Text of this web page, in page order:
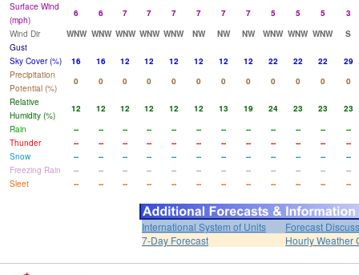
Surface Wind
(mph)
6 6 7 7 7 7 7 7 5 5 5
3
Wind Dir
WNW WNW WNW WNW WNW NW NW NW WNW WNW WNW
S
Gust
Sky Cover (%)
16 16 12 12 12 12 12 12 22 22 22
29
Precipitation
Potential (%)
0 0 0 0 0 0 0 0 0 0 0
0
Relative
Humidity (%)
12 12 12 12 12 12 13 19 24 23 23
23
Rain
-- -- -- -- -- -- -- -- -- -- --
--
Thunder
-- -- -- -- -- -- -- -- -- -- --
--
Snow
-- -- -- -- -- -- -- -- -- -- --
--
Freezing Rain
-- -- -- -- -- -- -- -- -- -- --
--
Sleet
-- -- -- -- -- -- -- -- -- -- -- --
International System of Units
Forecast
7-Day Forecast
Hourly Weather